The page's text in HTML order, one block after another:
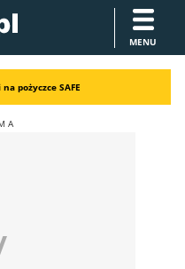
MENU
pożyczce SAFE